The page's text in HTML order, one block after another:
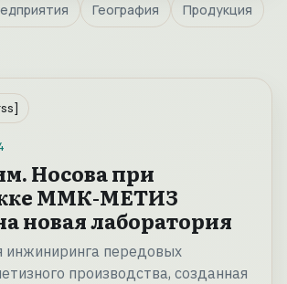
География Продукция
Носова при
ММК-МЕТИЗ
новая лаборатория
инжиниринга передовых
производства, созданная